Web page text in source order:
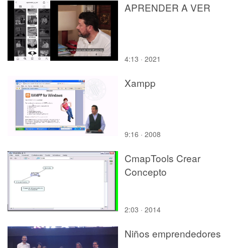
APRENDER A VER
4:13 · 2021
Xampp
9:16 · 2008
CmapTools Crear
Concepto
2:03 · 2014
Niños emprendedores